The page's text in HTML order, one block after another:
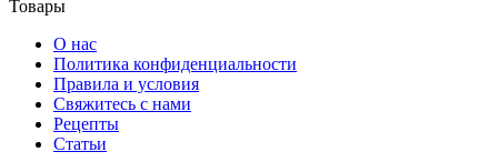
Товары
О нас
Политика конфиденциальности
Правила и условия
Свяжитесь с нами
Рецепты
Статьи